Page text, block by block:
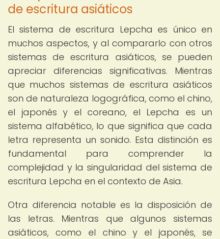
de escritura asiáticos
El sistema de escritura Lepcha es único en
muchos aspectos, y al compararlo con otros
sistemas de escritura asiáticos, se pueden
apreciar diferencias significativas. Mientras
que muchos sistemas de escritura asiáticos
son de naturaleza logográfica, como el chino,
el japonés y el coreano, el Lepcha es un
sistema alfabético, lo que significa que cada
letra representa un sonido. Esta distinción es
fundamental para comprender la
complejidad y la singularidad del sistema de
escritura Lepcha en el contexto de Asia.
Otra diferencia notable es la disposición de
las letras. Mientras que algunos sistemas
asiáticos, como el chino y el japonés, se